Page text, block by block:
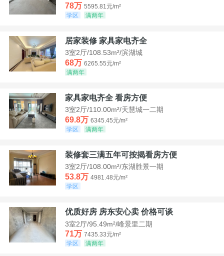
78万 5595.81元/m²
学区
满两年
居家装修 家具家电齐全
3室2厅/108.53m²/滨湖城
68万 6265.55元/m²
满两年
家具家电齐全 看房方便
3室2厅/110.00m²/天慧城一二期
69.8万 6345.45元/m²
学区
满两年
装修套三满五年可按揭看房方便
3室2厅/108.00m²/东湖胜景一期
53.8万 4981.48元/m²
学区
优质好房 房东安心卖 价格可谈
3室2厅/95.49m²/峰景里二期
71万 7435.33元/m²
学区
满两年